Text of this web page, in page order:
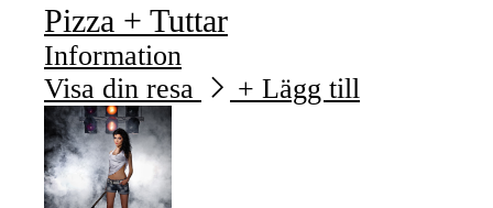
Pizza + Tuttar
Information
Visa din resa
+ Lägg till